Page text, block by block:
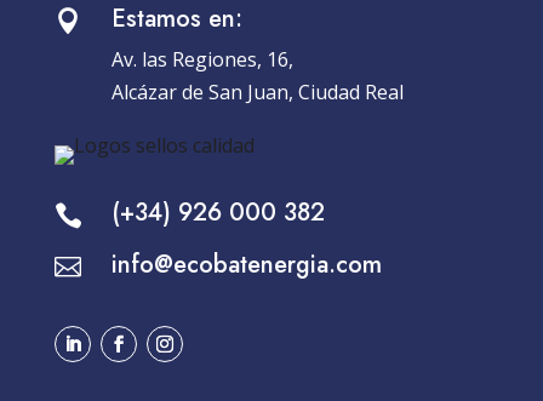
 Estamos en:
Av. las Regiones, 16,
Alcázar de San Juan, Ciudad Real
 (+34) 926 000 382
 info@ecobatenergia.com